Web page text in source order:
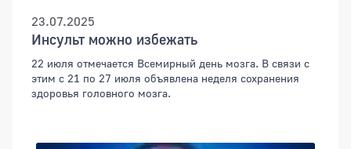
23.07.2025
Инсульт можно избежать
22 июля отмечается Всемирный день мозга. В связи с
этим с 21 по 27 июля объявлена неделя сохранения
здоровья головного мозга.